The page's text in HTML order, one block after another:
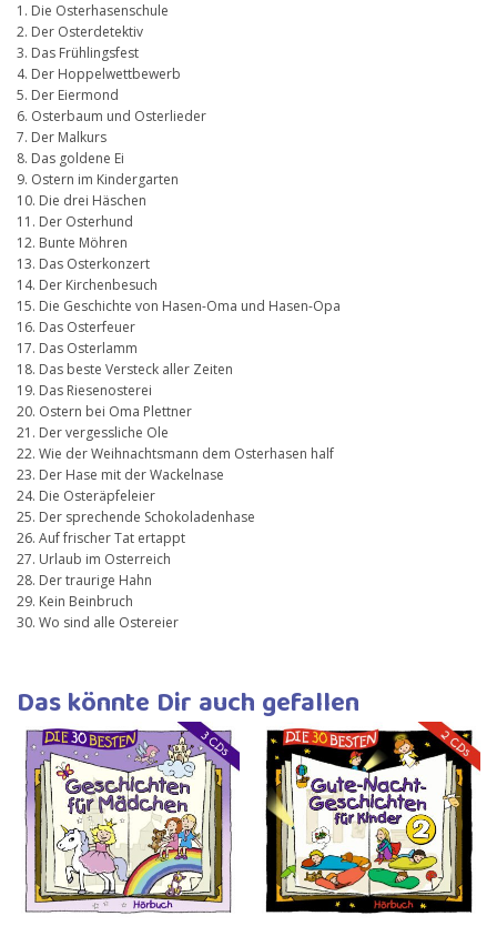
1. Die Osterhasenschule
2. Der Osterdetektiv
3. Das Frühlingsfest
4. Der Hoppelwettbewerb
5. Der Eiermond
6. Osterbaum und Osterlieder
7. Der Malkurs
8. Das goldene Ei
9. Ostern im Kindergarten
10. Die drei Häschen
11. Der Osterhund
12. Bunte Möhren
13. Das Osterkonzert
14. Der Kirchenbesuch
15. Die Geschichte von Hasen-Oma und Hasen-Opa
16. Das Osterfeuer
17. Das Osterlamm
18. Das beste Versteck aller Zeiten
19. Das Riesenosterei
20. Ostern bei Oma Plettner
21. Der vergessliche Ole
22. Wie der Weihnachtsmann dem Osterhasen half
23. Der Hase mit der Wackelnase
24. Die Osteräpfeleier
25. Der sprechende Schokoladenhase
26. Auf frischer Tat ertappt
27. Urlaub im Osterreich
28. Der traurige Hahn
29. Kein Beinbruch
30. Wo sind alle Ostereier
Das könnte Dir auch gefallen